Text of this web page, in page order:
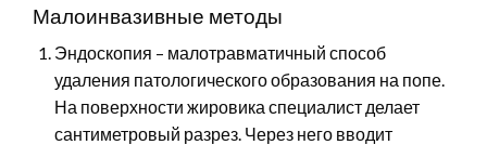
Малоинвазивные методы
Эндоскопия – малотравматичный способ
удаления патологического образования на попе.
На поверхности жировика специалист делает
сантиметровый разрез. Через него вводит